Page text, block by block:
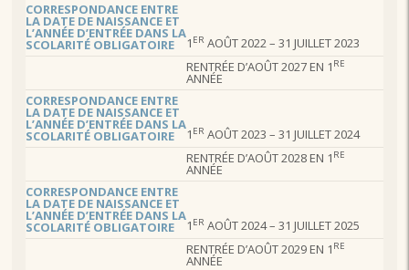
CORRESPONDANCE ENTRE
LA DATE DE NAISSANCE ET
L’ANNÉE D’ENTRÉE DANS LA
SCOLARITÉ OBLIGATOIRE 1 ER AOÛT 2022 – 31 JUILLET 2023
RENTRÉE D’AOÛT 2027 EN 1 RE
ANNÉE
CORRESPONDANCE ENTRE
LA DATE DE NAISSANCE ET
L’ANNÉE D’ENTRÉE DANS LA
SCOLARITÉ OBLIGATOIRE 1 ER AOÛT 2023 – 31 JUILLET 2024
RENTRÉE D’AOÛT 2028 EN 1 RE
ANNÉE
CORRESPONDANCE ENTRE
LA DATE DE NAISSANCE ET
L’ANNÉE D’ENTRÉE DANS LA
SCOLARITÉ OBLIGATOIRE 1 ER AOÛT 2024 – 31 JUILLET 2025
RENTRÉE D’AOÛT 2029 EN 1 RE
ANNÉE